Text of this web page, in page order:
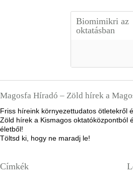
Biomimikri az
oktatásban
Magosfa Híradó – Zöld hírek a
Friss híreink környezettudatos ötletekről
Zöld hírek a Kismagos oktatóközpontból
életből!
Töltsd ki, hogy ne maradj le!
Címkék